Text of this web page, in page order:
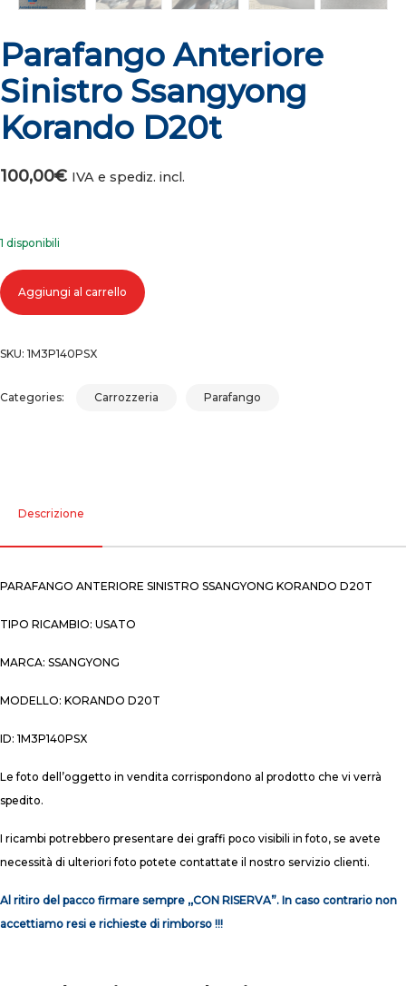
Parafango Anteriore
Sinistro Ssangyong
Korando D20t
100,00€ IVA e spediz. incl.
1 disponibili
Parafango anteriore sinistro ssangyong korando d20t quantità
Aggiungi al carrello
SKU: 1M3P140PSX
Categories: Carrozzeria Parafango
Descrizione
PARAFANGO ANTERIORE SINISTRO SSANGYONG KORANDO D20T
TIPO RICAMBIO: USATO
MARCA: SSANGYONG
MODELLO: KORANDO D20T
ID: 1M3P140PSX
Le foto dell’oggetto in vendita corrispondono al prodotto che vi verrà
spedito.
I ricambi potrebbero presentare dei graffi poco visibili in foto, se avete
necessità di ulteriori foto potete contattate il nostro servizio clienti.
Al ritiro del pacco firmare sempre ,,CON RISERVA”. In caso contrario non
accettiamo resi e richieste di rimborso !!!